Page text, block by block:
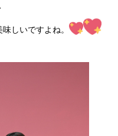
しいですよね。